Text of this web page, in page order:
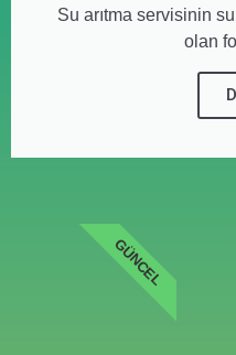
Su arıtma servisinin
olan
GÜNCEL